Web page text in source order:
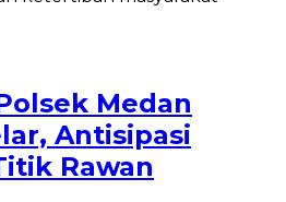
Medan
Antisipasi
Rawan